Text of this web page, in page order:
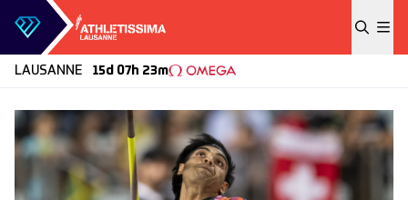
Skip to content
LAUSANNE 15d 07h 23m